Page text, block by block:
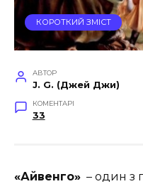
КОРОТКИЙ ЗМІСТ
АВТОР
J. G. (Джей Джи)
КОМЕНТАРІ
33
«Айвенго» – один з